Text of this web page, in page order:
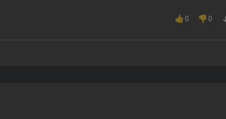
👍 0 👎 0